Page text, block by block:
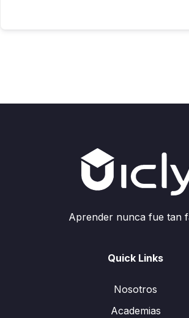
Aprender nunca fue tan
Quick Links
Nosotros
Academias